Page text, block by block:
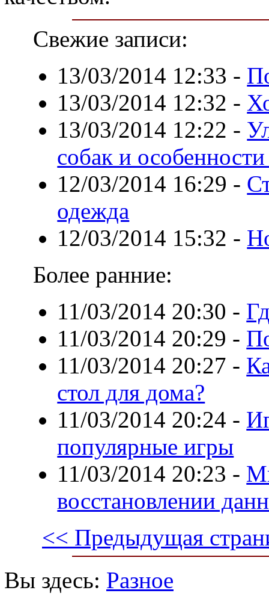
Свежие записи:
13/03/2014 12:33 -
13/03/2014 12:32 -
13/03/2014 12:22 -
собак и
12/03/2014 16:29 -
одежда
12/03/2014 15:32 -
Более ранние:
11/03/2014 20:30 -
11/03/2014 20:29 -
11/03/2014 20:27 -
стол для дома?
11/03/2014 20:24 -
популярные игры
11/03/2014 20:23 -
восстановлении
<< Предыдущая
Вы здесь: Разное